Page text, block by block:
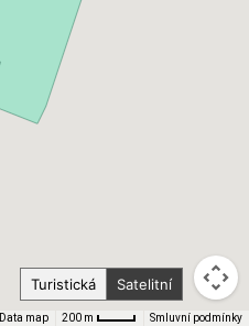
Data map 200 m Smluvní podmínky
Turistická Satelitní